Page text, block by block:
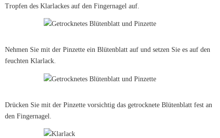
Tropfen des Klarlackes auf den Fingernagel auf.
Nehmen Sie mit der Pinzette ein Blütenblatt auf und setzen Sie es auf den
feuchten Klarlack.
Drücken Sie mit der Pinzette vorsichtig das getrocknete Blütenblatt fest an
den Fingernagel.